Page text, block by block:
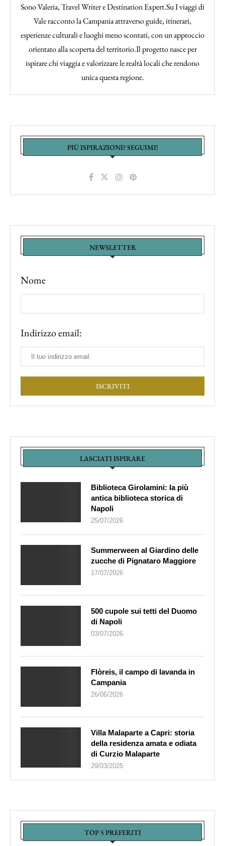
Sono Valeria, Travel Writer e Destination Expert.Su I viaggi di
Vale racconto la Campania attraverso guide, itinerari,
esperienze culturali e luoghi meno scontati, con un approccio
orientato alla scoperta del territorio.Il progetto nasce per
ispirare chi viaggia e valorizzare le realtà locali che rendono
unica questa regione.
PIÙ ISPIRAZIONI? SEGUIMI!
NEWSLETTER
Nome
Indirizzo email:
LASCIATI ISPIRARE
Biblioteca Girolamini: la più
antica biblioteca storica di
Napoli
25/07/2026
Summerween al Giardino delle
zucche di Pignataro Maggiore
17/07/2026
500 cupole sui tetti del Duomo
di Napoli
03/07/2026
Flòreis, il campo di lavanda in
Campania
26/06/2026
Villa Malaparte a Capri: storia
della residenza amata e odiata
di Curzio Malaparte
29/03/2025
TOP 5 PREFERITI